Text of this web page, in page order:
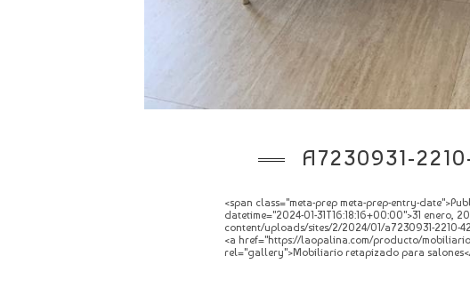
A7230931-
<span class="meta-prep meta-prep-entry-
datetime="2024-01-31T16:18:16+00:00">31 enero,
content/uploads/sites/2/2024/01/a7230931-2210-
<a href="https://laopalina.com/producto/
rel="gallery">Mobiliario retapizado para